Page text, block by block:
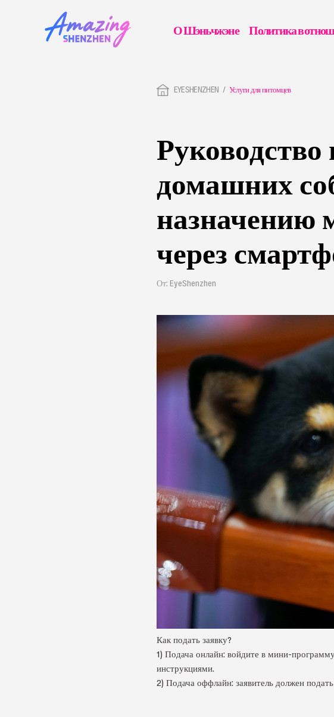
EYESHENZHEN Услуги для питомцев
домашних
назначению
через
От: EyeShenzhen
Как подать заявку?
1) Подача онлайн: войдите в мини-
инструкциями.
2) Подача оффлайн: заявитель должен
О Шэньчжэне Политика в